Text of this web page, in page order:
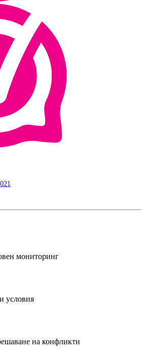
мониторинг
условия
на конфликти